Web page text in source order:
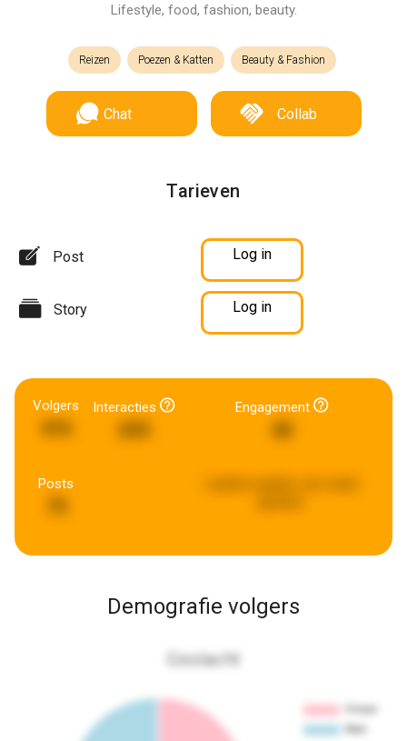
Lifestyle, food, fashion, beauty.
Reizen Poezen & Katten Beauty & Fashion
Chat Collab
Tarieven
Post Log in
Story Log in
Volgers Interacties Engagement
Posts
Demografie volgers
Geslacht